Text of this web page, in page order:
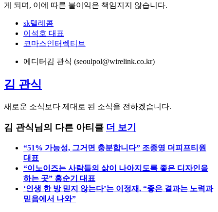
게 되며, 이에 따른 불이익은 책임지지 않습니다.
sk텔레콤
이석호 대표
코마스인터렉티브
에디터 김 관식 (seoulpol@wirelink.co.kr)
김 관식
새로운 소식보다 제대로 된 소식을 전하겠습니다.
김 관식님의 다른 아티클 더 보기
“51% 가능성, 그거면 충분합니다” 조종영 더피프티원
대표
“이노이즈는 사람들의 삶이 나아지도록 좋은 디자인을
하는 곳” 홍순기 대표
‘인생 한 방 믿지 않는다’는 이정재, “좋은 결과는 노력과
믿음에서 나와”